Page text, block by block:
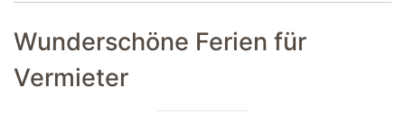
Wunderschöne Ferien für
Vermieter